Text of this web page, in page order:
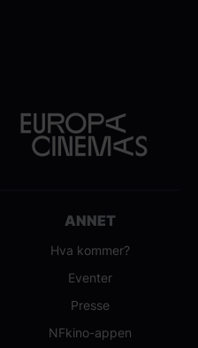
ANNET
Hva kommer?
Eventer
Presse
NFkino-appen